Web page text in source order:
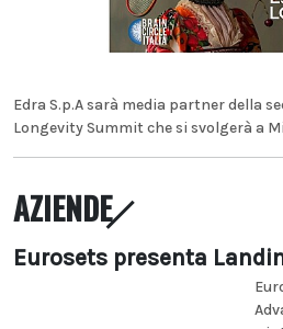
Edra S.p.A sarà media partner della
Longevity Summit che si svolgerà a
AZIENDE
Eurosets presenta